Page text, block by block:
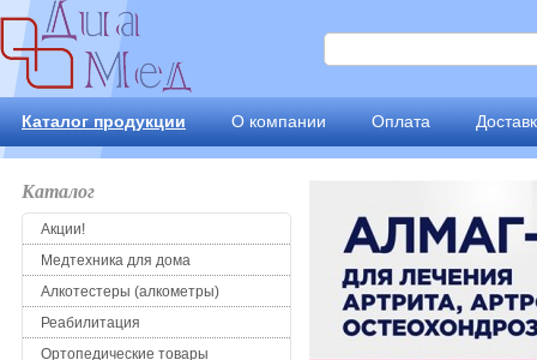
Каталог продукции О компании Оплата
Каталог
Акции!
Медтехника для дома
Алкотестеры (алкометры)
Реабилитация
Ортопедические товары